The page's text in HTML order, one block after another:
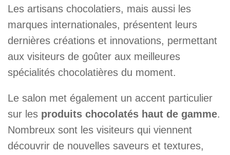
Les artisans chocolatiers, mais aussi les
marques internationales, présentent leurs
dernières créations et innovations, permettant
aux visiteurs de goûter aux meilleures
spécialités chocolatières du moment.
Le salon met également un accent particulier
sur les produits chocolatés haut de gamme.
Nombreux sont les visiteurs qui viennent
découvrir de nouvelles saveurs et textures,